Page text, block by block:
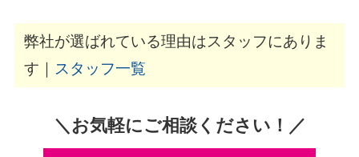
弊社が選ばれている理由はスタッフにありま
す｜ スタッフ一覧
＼お気軽にご相談ください！／